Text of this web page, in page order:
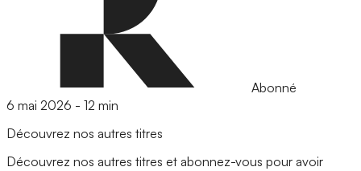
Abonné
6 mai 2026 - 12 min
Découvrez nos autres titres
Découvrez nos autres titres et abonnez-vous pour avoir